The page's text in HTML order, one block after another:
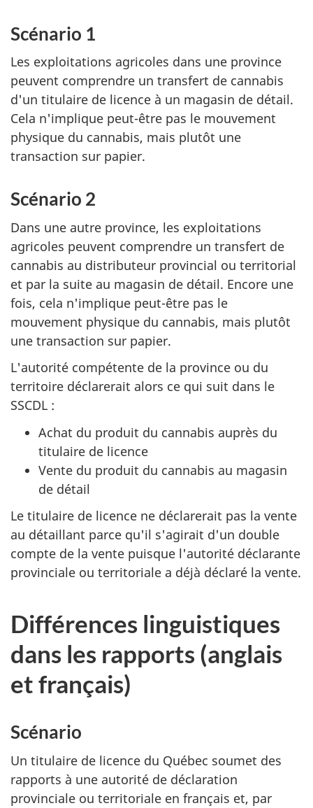
Scénario 1
Les exploitations agricoles dans une province
peuvent comprendre un transfert de cannabis
d'un titulaire de licence à un magasin de détail.
Cela n'implique peut-être pas le mouvement
physique du cannabis, mais plutôt une
transaction sur papier.
Scénario 2
Dans une autre province, les exploitations
agricoles peuvent comprendre un transfert de
cannabis au distributeur provincial ou territorial
et par la suite au magasin de détail. Encore une
fois, cela n'implique peut-être pas le
mouvement physique du cannabis, mais plutôt
une transaction sur papier.
L'autorité compétente de la province ou du
territoire déclarerait alors ce qui suit dans le
SSCDL :
Achat du produit du cannabis auprès du
titulaire de licence
Vente du produit du cannabis au magasin
de détail
Le titulaire de licence ne déclarerait pas la vente
au détaillant parce qu'il s'agirait d'un double
compte de la vente puisque l'autorité déclarante
provinciale ou territoriale a déjà déclaré la vente.
Différences linguistiques
dans les rapports (anglais
et français)
Scénario
Un titulaire de licence du Québec soumet des
rapports à une autorité de déclaration
provinciale ou territoriale en français et, par